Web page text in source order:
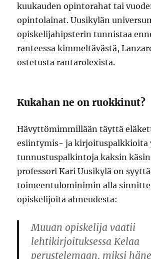
kuukauden opintorahat tai
opintolainat. Uusikylän
opiskelijahipsterin tunnistaa
ranteessa kimmeltävästä,
ostetusta rantarolexista.
Kukahan ne on ruokkinut?
Hävyttömimmillään täyttä
esiintymis- ja kirjoituspalkkioita
tunnustuspalkintoja kaksin
professori Kari Uusikylä on
toimeentulominimin alla
opiskelijoita ahneudesta:
Muuan opiskelija vaatii
lehtikirjoituksessa Kelaa
perustelemaan, miksi